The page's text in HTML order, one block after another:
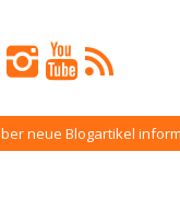
neue Blogartikel